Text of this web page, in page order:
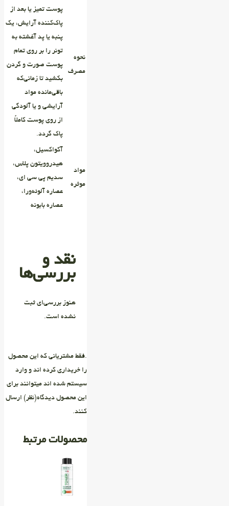
نحوه
مصرف
پوست تمیز یا بعد از
پا‌ک‌کننده آرایش، یک
پنبه یا پد آغشته به
تونر را بر روی تمام
پوست صورت و گردن
بکشید تا زمانی‌که
باقی‌مانده مواد
آرایشی و یا آلودگی
از روی پوست کاملاً
پاک گردد.
مواد
موثره
آکواکسیل،
هیدروویتون پلاس،
سدیم پی سی ای،
عصاره آلوئه‌ورا،
عصاره بابونه
نقد و
بررسی‌ها
هنوز بررسی‌ای ثبت
نشده است.
.فقط مشتریانی که این محصول
را خریداری کرده اند و وارد
سیستم شده اند میتوانند برای
این محصول دیدگاه(نظر) ارسال
کنند.
محصولات مرتبط